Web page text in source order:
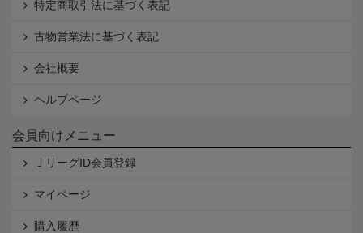
特定商取引法に基づく表記
古物営業法に基づく表記
会社概要
ヘルプページ
会員向けメニュー
ＪリーグID会員登録
マイページ
購入履歴